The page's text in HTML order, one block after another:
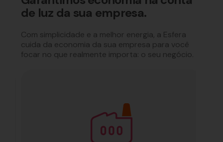
de luz da sua empresa.
Com simplicidade e a melhor energia, a Esfera
cuida da economia da sua empresa para você
focar no que realmente importa: o seu negócio.